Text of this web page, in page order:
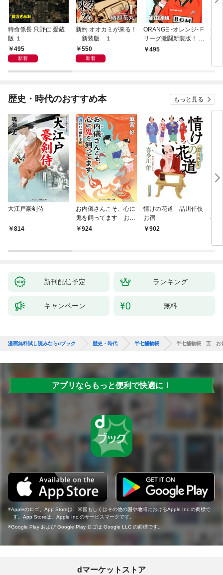
特命係長 只野仁 愛蔵
版 １
495
新着
新約 オオカミが来る！
新装版 １
550
新着
ORANGE -オレンジ- F
リーグ激闘新装版！ 第
１巻495
歴史・時代のおすすめ本 もっと見る
大江戸豪剣侍
814
お内儀さんこそ、心に
鬼を飼ってます おけ
いの戯作手帖
924
情けの花道 品川任侠
お宿
902
の
新刊配信予定 ランキング
キャンペーン 無料
漫画無料試し読みならdブック 歴史・時代 半七捕物帳 半七捕物帳 五 お
アプリならもっと便利で快適に！
Appleのロゴ、App Storeは、米国もしくはその他の国や地域におけるApple Inc.の商標で
す。App Storeは、Apple Inc.のサービスマークです。
Google Play および Google Play ロゴは Google LLC の商標です。
dマーケットストア